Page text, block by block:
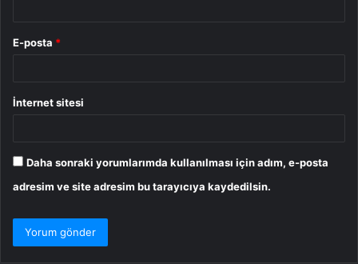
E-posta *
İnternet sitesi
Daha sonraki yorumlarımda kullanılması için adım, e-posta
adresim ve site adresim bu tarayıcıya kaydedilsin.